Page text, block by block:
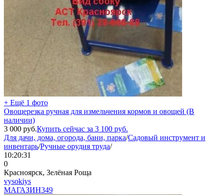
+ Ещё 1 фото
Овощерезка ручная для измельчения кормов и овощей (В
наличии)
3 000 руб.Купить сейчас за 3 100 руб.
Для дачи, дома, огорода, бани, парка/Садовый инструмент и
инвентарь/Ручные орудия труда/
10:20:31
0
Красноярск, Зелёная Роща
vysokiys
МАГАЗИН349